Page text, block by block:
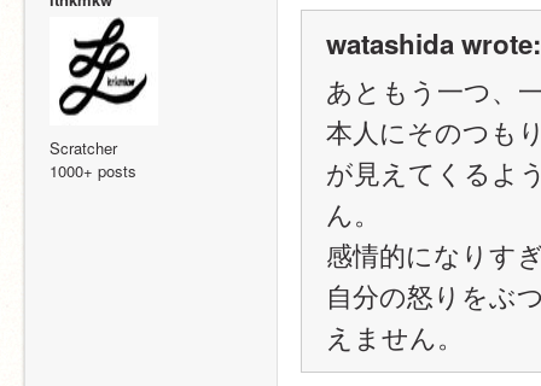
Scratcher
1000+ posts
watashida wrote:
あともう一つ、
本人にそのつも
が見えてくるよ
ん。
感情的になりす
自分の怒りをぶ
えません。